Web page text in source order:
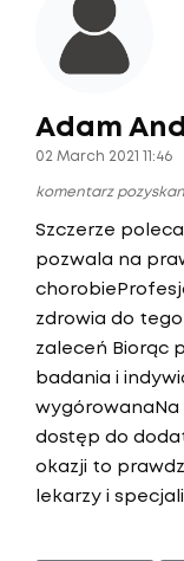
Adam
02 March 2021 11:46
komentarz
Szczerze
pozwala na
zdrowia do
zaleceń Biorąc
badania i
wygórowanaNa
dostęp do
okazji to
lekarzy i